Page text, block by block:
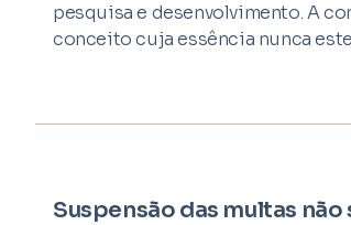
pesquisa e desenvolvimento. A
conceito cuja essência nunca
Suspensão das multas